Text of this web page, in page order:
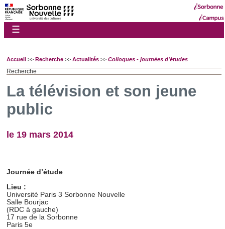
☰
Accueil >> Recherche >> Actualités >> Colloques - journées d'études
Recherche
La télévision et son jeune
public
le 19 mars 2014
Journée d’étude
Lieu :
Université Paris 3 Sorbonne Nouvelle
Salle Bourjac
(RDC à gauche)
17 rue de la Sorbonne
Paris 5e